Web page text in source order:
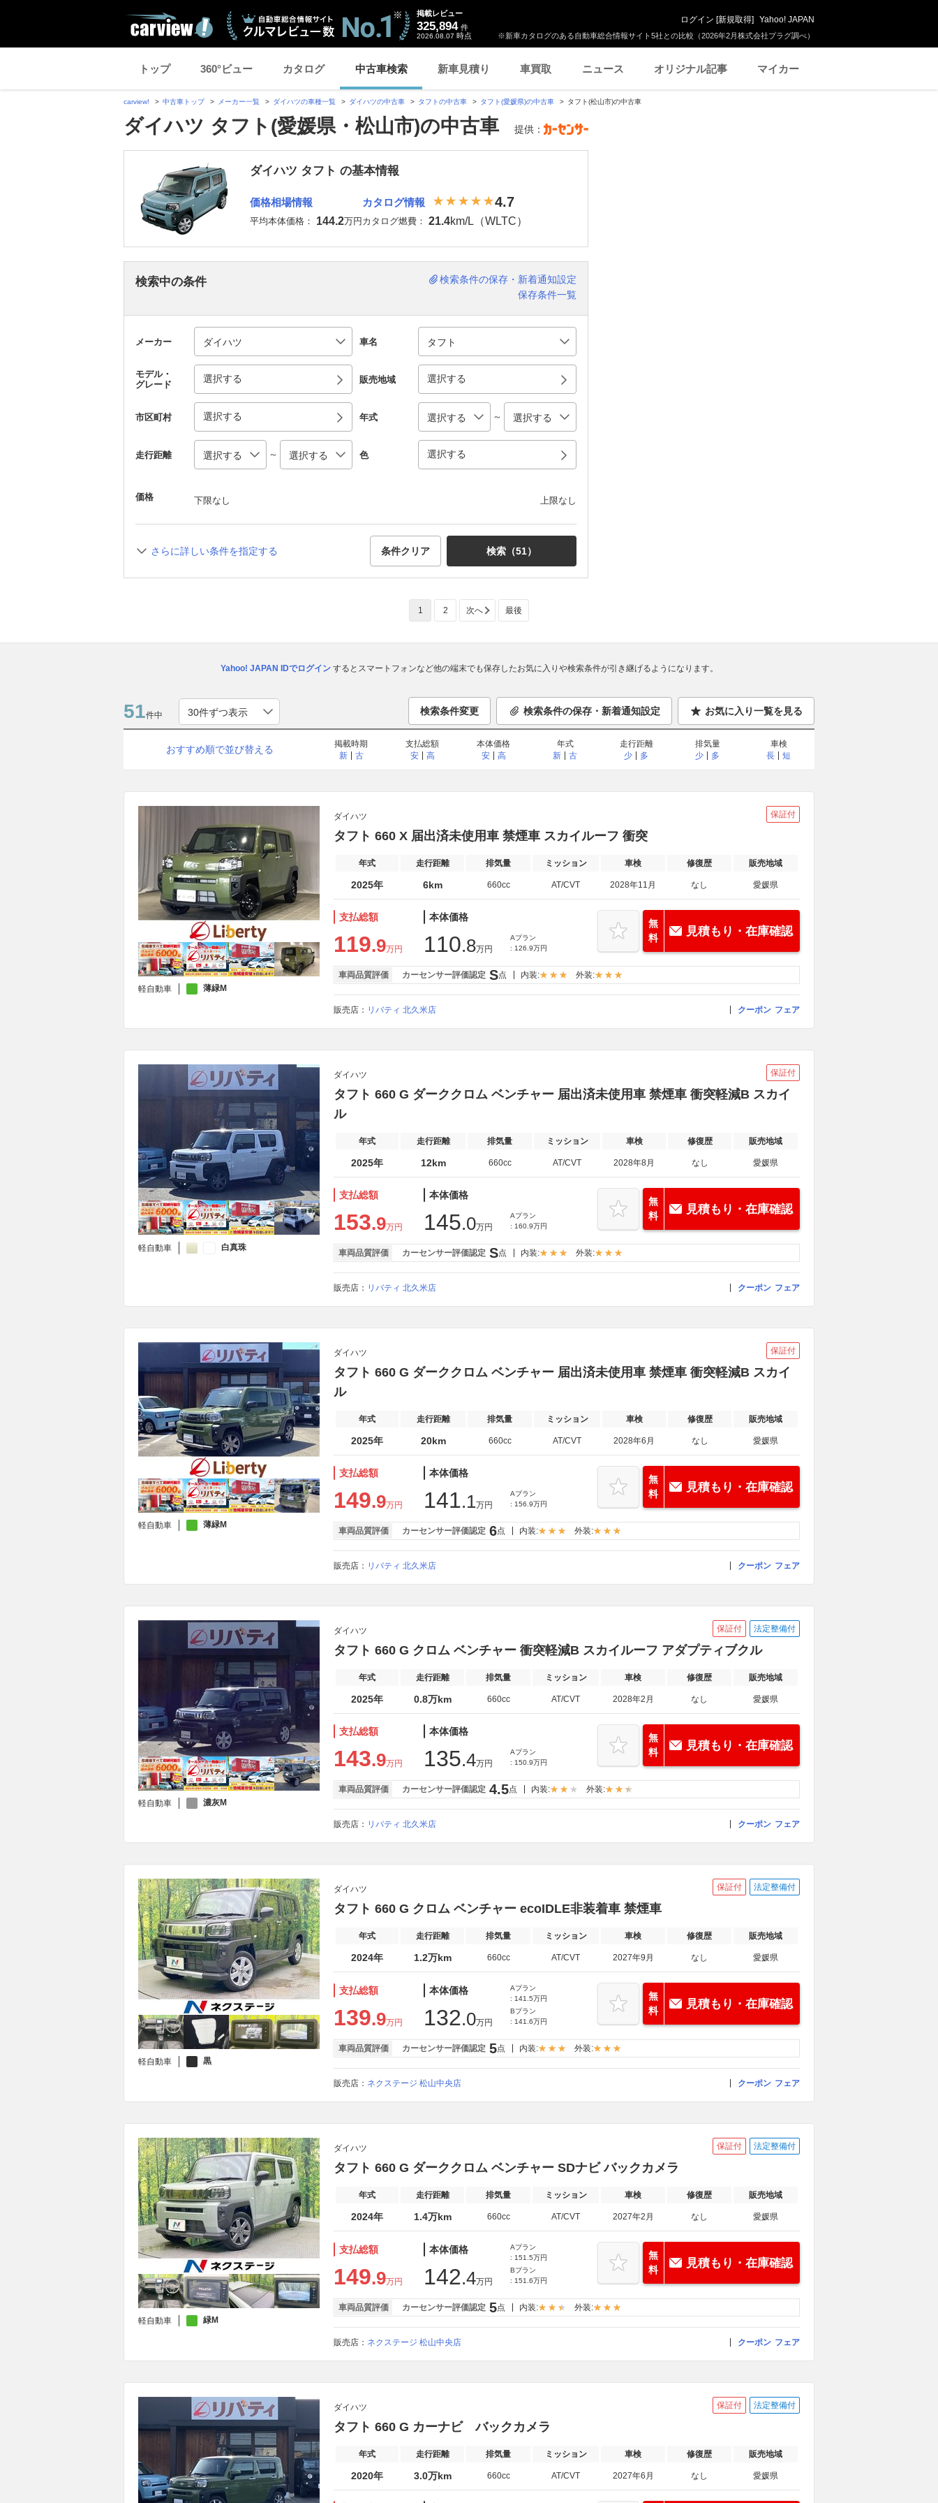
※新車カタログのある自動車総合情報サイト5社との比較（2026年2月株式会社プラグ調べ）
掲載レビュー
325,894 件
2026.08.07 時点
ログイン [新規取得] Yahoo! JAPAN
トップ 360°ビュー カタログ 中古車検索 新車見積り 車買取 ニュース オリジナル記事 マイカー
carview! 中古車トップ メーカー一覧 ダイハツの車種一覧 ダイハツの中古車 タフトの中古車 タフト(愛媛県)の中古車 タフト(松山市)の中古車
ダイハツ タフト(愛媛県・松山市)の中古車 提供：
ダイハツ タフト の基本情報
価格相場情報
平均本体価格： 144.2万円
カタログ情報 4.7
カタログ燃費： 21.4km/L（WLTC）
検索中の条件
検索条件の保存・新着通知設定
保存条件一覧
メーカー 車名
モデル・
グレード
選択する 販売地域 選択する
市区町村 選択する 年式 ～
走行距離 ～ 色 選択する
価格 下限なし 上限なし
さらに詳しい条件を指定する 条件クリア 検索（51）
1 2 次へ 最後
Yahoo! JAPAN IDでログインするとスマートフォンなど他の端末でも保存したお気に入りや検索条件が引き継げるようになります。
51件中 検索条件変更 検索条件の保存・新着通知設定 お気に入り一覧を見る
おすすめ順で並び替える
掲載時期
新
古
支払総額
安
高
本体価格
安
高
年式
新
古
走行距離
少
多
排気量
少
多
車検
長
短
軽自動車 薄緑M
ダイハツ 保証付
タフト 660 X 届出済未使用車 禁煙車 スカイルーフ 衝突
年式 走行距離 排気量 ミッション 車検 修復歴 販売地域
2025年 6km 660cc AT/CVT 2028年11月 なし 愛媛県
支払総額
119.9万円
本体価格
110.8万円
Aプラン
: 126.9万円
無
料
見積もり・在庫確認
車両品質評価 カーセンサー評価認定 S点 内装: 外装:
販売店： リバティ 北久米店 クーポン フェア
軽自動車 白真珠
ダイハツ 保証付
タフト 660 G ダーククロム ベンチャー 届出済未使用車 禁煙車 衝突軽減B スカイ
ル
年式 走行距離 排気量 ミッション 車検 修復歴 販売地域
2025年 12km 660cc AT/CVT 2028年8月 なし 愛媛県
支払総額
153.9万円
本体価格
145.0万円
Aプラン
: 160.9万円
無
料
見積もり・在庫確認
車両品質評価 カーセンサー評価認定 S点 内装: 外装:
販売店： リバティ 北久米店 クーポン フェア
軽自動車 薄緑M
ダイハツ 保証付
タフト 660 G ダーククロム ベンチャー 届出済未使用車 禁煙車 衝突軽減B スカイ
ル
年式 走行距離 排気量 ミッション 車検 修復歴 販売地域
2025年 20km 660cc AT/CVT 2028年6月 なし 愛媛県
支払総額
149.9万円
本体価格
141.1万円
Aプラン
: 156.9万円
無
料
見積もり・在庫確認
車両品質評価 カーセンサー評価認定 6点 内装: 外装:
販売店： リバティ 北久米店 クーポン フェア
軽自動車 濃灰M
ダイハツ 保証付 法定整備付
タフト 660 G クロム ベンチャー 衝突軽減B スカイルーフ アダプティブクル
年式 走行距離 排気量 ミッション 車検 修復歴 販売地域
2025年 0.8万km 660cc AT/CVT 2028年2月 なし 愛媛県
支払総額
143.9万円
本体価格
135.4万円
Aプラン
: 150.9万円
無
料
見積もり・在庫確認
車両品質評価 カーセンサー評価認定 4.5点 内装: 外装:
販売店： リバティ 北久米店 クーポン フェア
軽自動車 黒
ダイハツ 保証付 法定整備付
タフト 660 G クロム ベンチャー ecoIDLE非装着車 禁煙車
年式 走行距離 排気量 ミッション 車検 修復歴 販売地域
2024年 1.2万km 660cc AT/CVT 2027年9月 なし 愛媛県
支払総額
139.9万円
本体価格
132.0万円
Aプラン
: 141.5万円
Bプラン
: 141.6万円
無
料
見積もり・在庫確認
車両品質評価 カーセンサー評価認定 5点 内装: 外装:
販売店： ネクステージ 松山中央店 クーポン フェア
軽自動車 緑M
ダイハツ 保証付 法定整備付
タフト 660 G ダーククロム ベンチャー SDナビ バックカメラ
年式 走行距離 排気量 ミッション 車検 修復歴 販売地域
2024年 1.4万km 660cc AT/CVT 2027年2月 なし 愛媛県
支払総額
149.9万円
本体価格
142.4万円
Aプラン
: 151.5万円
Bプラン
: 151.6万円
無
料
見積もり・在庫確認
車両品質評価 カーセンサー評価認定 5点 内装: 外装:
販売店： ネクステージ 松山中央店 クーポン フェア
ダイハツ 保証付 法定整備付
タフト 660 G カーナビ バックカメラ
年式 走行距離 排気量 ミッション 車検 修復歴 販売地域
2020年 3.0万km 660cc AT/CVT 2027年6月 なし 愛媛県